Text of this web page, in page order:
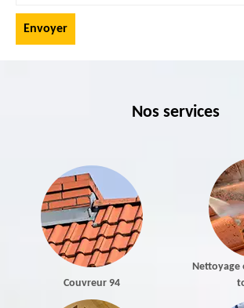
Nos services
Couvreur 94
Nettoyage